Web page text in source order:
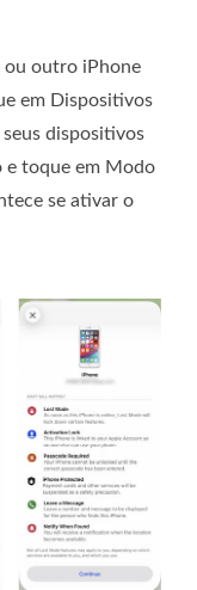
ou outro iPhone
em Dispositivos
dispositivos
e toque em Modo
se ativar o